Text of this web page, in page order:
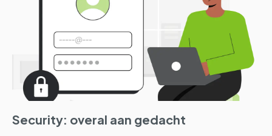
Security: overal aan gedacht